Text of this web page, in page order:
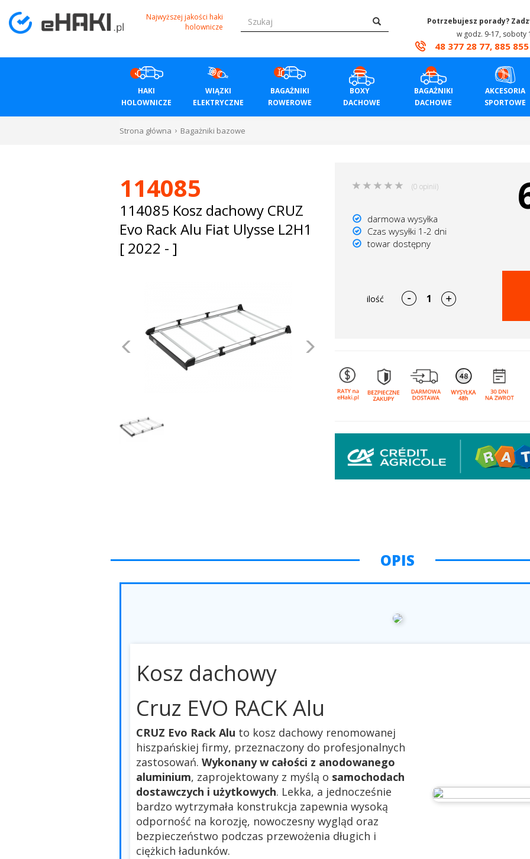
Menu
Najwyższej jakości haki
holownicze
Potrzebujesz porady?
w godz. 9-17, soboty
48 377 28 77, 885
HAKI
HOLOWNICZE
WIĄZKI
ELEKTRYCZNE
BAGAŻNIKI
ROWEROWE
BOXY
DACHOWE
BAGAŻNIKI
DACHOWE
AKCESORIA
SPORTOWE
Strona główna Bagażniki bazowe
114085
114085 Kosz dachowy CRUZ
Evo Rack Alu Fiat Ulysse L2H1
[ 2022 - ]
Poprzednie
(0 opinii)
darmowa wysyłka
Czas wysyłki 1-2 dni
towar dostępny
ilość
OPIS
Kosz dachowy
Cruz EVO RACK Alu
CRUZ Evo Rack Alu to kosz dachowy renomowanej
hiszpańskiej firmy, przeznaczony do profesjonalnych
zastosowań. Wykonany w całości z anodowanego
aluminium, zaprojektowany z myślą o samochodach
dostawczych i użytkowych. Lekka, a jednocześnie
bardzo wytrzymała konstrukcja zapewnia wysoką
odporność na korozję, nowoczesny wygląd oraz
bezpieczeństwo podczas przewożenia długich i
ciężkich ładunków.